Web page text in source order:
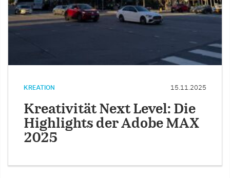
KREATION 15.11.2025
Kreativität Next Level: Die
Highlights der Adobe MAX
2025